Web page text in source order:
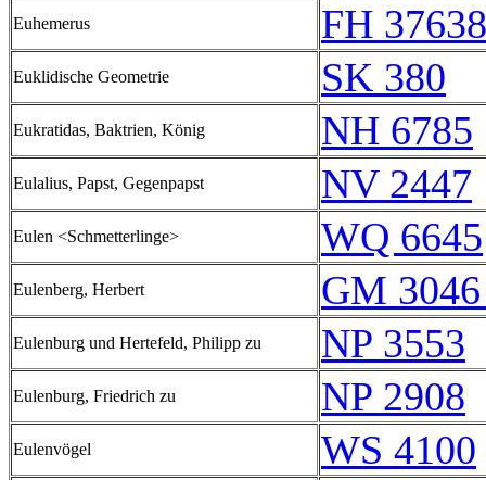
Euhemerus FH
Euklidische Geometrie SK 380
Eukratidas, Baktrien, König NH 6785
Eulalius, Papst, Gegenpapst NV 2447
Eulen <Schmetterlinge> WQ 6645
Eulenberg, Herbert GM
Eulenburg und Hertefeld, Philipp zu NP 3553
Eulenburg, Friedrich zu NP 2908
Eulenvögel WS 4100